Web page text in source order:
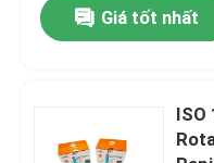
Các sản phẩm
Hướng dẫn VR
Giá tốt nhất
ISO